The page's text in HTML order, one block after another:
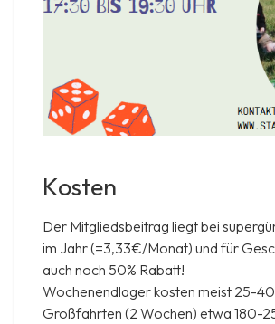
Kosten
Der Mitgliedsbeitrag liegt bei
im Jahr (=3,33€/Monat) und für
auch noch 50% Rabatt!
Wochenendlager kosten meist 25-
Großfahrten (2 Wochen) etwa 180-